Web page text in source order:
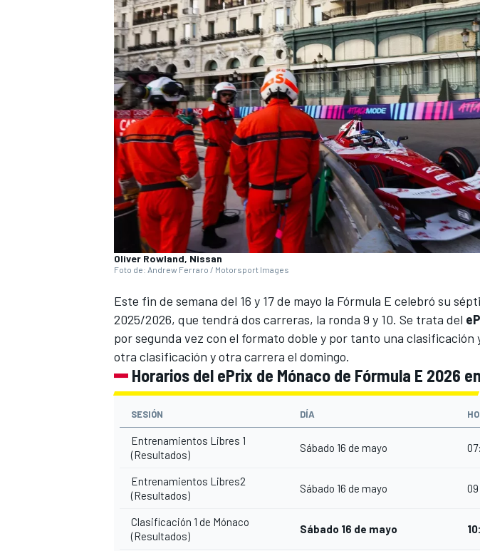
Oliver Rowland, Nissan
Foto de: Andrew Ferraro / Motorsport Images
Este fin de semana del 16 y 17 de mayo la Fórmula E celebró su
2025/2026, que tendrá dos carreras, la ronda 9 y 10. Se trata del
por segunda vez con el formato doble y por tanto una clasificación
otra clasificación y otra carrera el domingo.
Horarios del ePrix de Mónaco de Fórmula E 2026
SESIÓN DÍA
Entrenamientos Libres 1
(Resultados)
Sábado 16 de mayo
Entrenamientos Libres2
(Resultados)
Sábado 16 de mayo
Clasificación 1 de Mónaco
(Resultados)
Sábado 16 de mayo